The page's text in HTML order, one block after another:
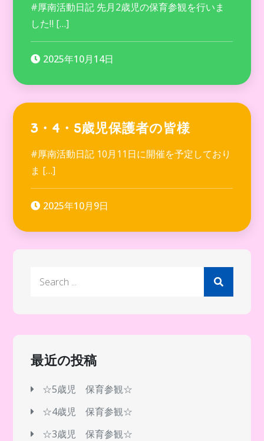
#厚南活動日記 先月2歳児の保育参観を行いま
した‼ […]
2025年10月14日
3・4・5歳児保護者の皆様
#厚南活動日記 10月11日に開催を予定しており
ま […]
2025年10月9日
最近の投稿
☆5歳児 保育参観☆
☆4歳児 保育参観☆
☆3歳児 保育参観☆